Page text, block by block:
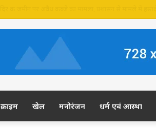
क्राइम खेल मनोरंजन धर्म एवं आस्था